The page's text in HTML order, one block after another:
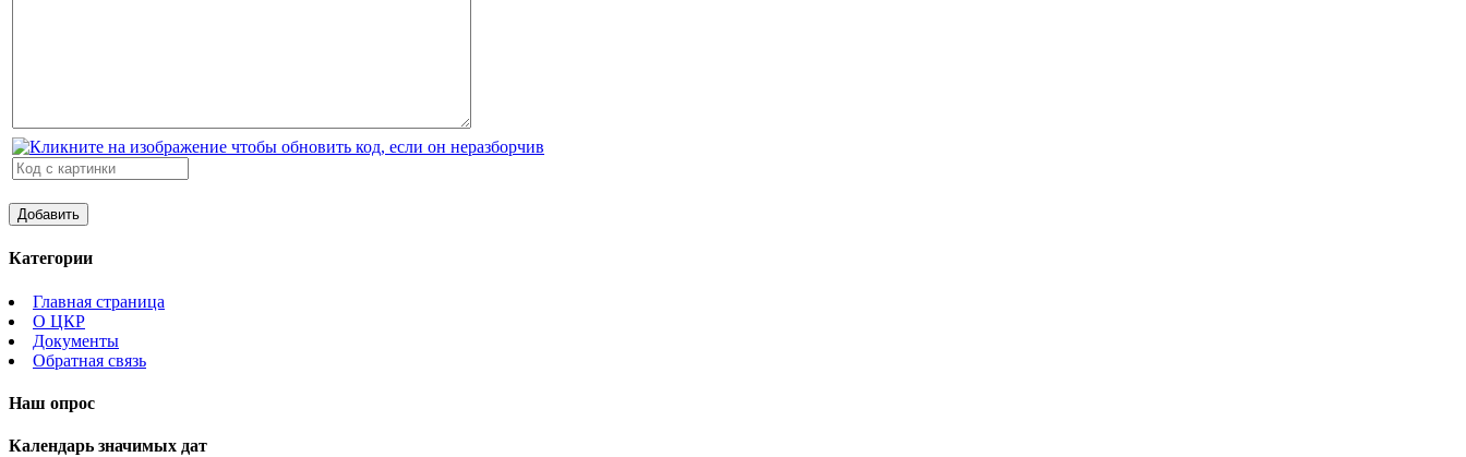
Категории
Главная страница
О ЦКР
Документы
Обратная связь
Наш опрос
Календарь значимых дат